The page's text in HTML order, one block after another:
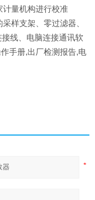
计量机构进行校准
样支架、零过滤器、
线、电脑连接通讯软
手册,出厂检测报告,电